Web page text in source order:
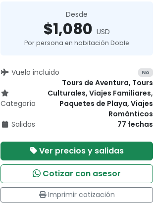
Desde
$1,080 USD
Por persona en habitación Doble
Vuelo incluido No
Categoría
Tours de Aventura, Tours
Culturales, Viajes Familiares,
Paquetes de Playa, Viajes
Románticos
Salidas
77 fechas
Ver precios y salidas
Cotizar con asesor
Imprimir cotización